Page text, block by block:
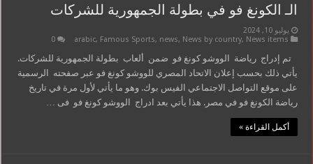
الـ الكونغ فو في بطولة الجمهورية للشركات
يوليو 10, 2024
arabic, Famous Sports, news, News by country, News items
0
تم إدراج رياضة الووشو كونغ فو ضمن ألعاب بطولة الجمهورية للشركات.
يأتي ذلك بحسب إعلان الاتحاد المصري للووشو كونغ فو عبر صفحته الرسمية
على موقع التواصل الاجتماعي الفيس بوك. وهو ما يأتي لأول مرة في تاريخ
رياضة الكونغ فو في مصر. هذا يأتي بعد ادراج الووشو كونغ فو فى …
أكمل القراءة »